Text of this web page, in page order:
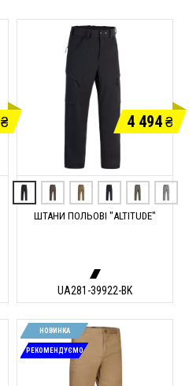
₴ 4 494₴
ШТАНИ ПОЛЬОВІ "ALTITUDE"
UA281-39922-BK
НОВИНКА
РЕКОМЕНДУЄМО